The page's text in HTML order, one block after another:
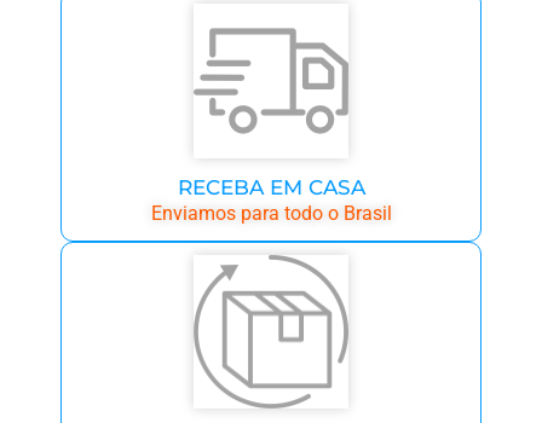
RECEBA EM CASA
Enviamos para todo o Brasil